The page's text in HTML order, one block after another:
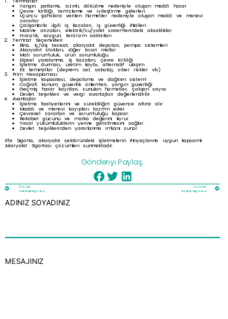
Yangın, patlama, sızıntı, dökülme nedeniyle oluşan maddi hasar
Çevre kirliliği, temizleme ve iyileştirme giderleri
Üçüncü şahıslara verilen hizmetler nedeniyle oluşan maddi ve manevi
zararlar
Çalışanlarla ilgili iş kazaları, iş güvenliği ihlalleri
Makine arızaları, elektrik/su/yakıt sistemlerindeki aksaklıklar
Hırsızlık, soygun, terörizm saldırıları
Teminat Seçenekleri:
Bina, iç/dış tesisat, akaryakıt depoları, pompa sistemleri
Akaryakıt stokları, diğer ticari mallar
Mali sorumluluk, ürün sorumluluğu
Kişisel yaralanma, iş kazaları, çevre kirliliği
İşletme durması, üretim kaybı, alternatif ulaşım
Ek teminatlar (deprem, sel, sabotaj, siber riskler vb.)
Prim Hesaplaması:
İşletme kapasitesi, depolama ve dağıtım sistemi
Coğrafi konum, güvenlik önlemleri, yangın güvenliği
Geçmiş hasar kayıtları, sunulan hizmetler, çalışan sayısı
Devlet teşvikleri ve vergi avantajları değerlendirilir.
Avantajlar:
İşletme faaliyetlerini ve sürekliliğini güvence altına alır.
Maddi ve manevi kayıpları tazmin eder.
Çevresel zararları ve sorumluluğu kapsar.
Rekabet gücünü ve marka değerini korur.
Yasal yükümlülüklerin yerine getirilmesini sağlar.
Devlet teşviklerinden yararlanma imkanı sunar.
Efe Sigorta, akaryakıt sektöründeki işletmelerin ihtiyaçlarına uygun kapsamlı
Akaryakıt Sigortası çözümleri sunmaktadır.
Gönderiyi Paylaş;
Önceki
Otel Paket Sigortası
Sonraki
Nakliyat Sigortası
ADINIZ SOYADINIZ
MESAJINIZ